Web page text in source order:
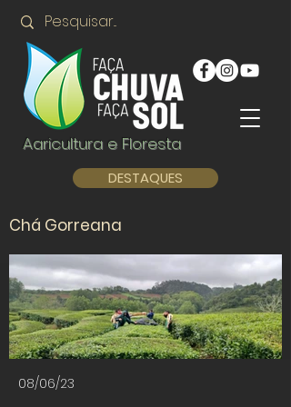
Agricultura e Floresta
DESTAQUES
Chá Gorreana
08/06/23